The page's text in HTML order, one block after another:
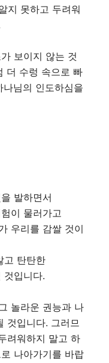
지 못하고 두려워
보이지 않는 것
더 수렁 속으로 빠
님의 인도하심을
발하면서
이 물러가고
우리를 감쌀 것이
고 탄탄한
것입니다.
놀라운 권능과 나
것입니다. 그러므
려워하지 말고 하
나아가기를 바랍